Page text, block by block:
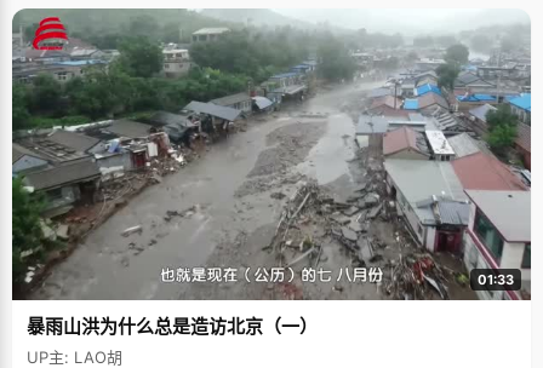
01:33
暴雨山洪为什么总是造访北京（一）
UP主: LAO胡